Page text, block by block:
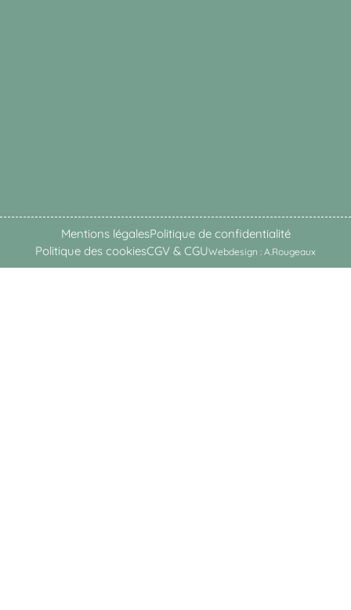
Mentions légalesPolitique de confidentialité
Politique des cookiesCGV & CGUWebdesign : A.Rougeaux